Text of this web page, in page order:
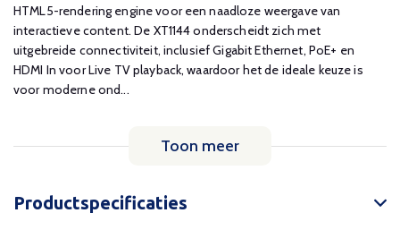
HTML5-rendering engine voor een naadloze weergave van
interactieve content. De XT1144 onderscheidt zich met
uitgebreide connectiviteit, inclusief Gigabit Ethernet, PoE+ en
HDMI In voor Live TV playback, waardoor het de ideale keuze is
voor moderne ond...
Toon meer
Productspecificaties